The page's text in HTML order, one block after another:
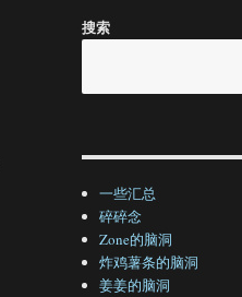
搜索
一些汇总
碎碎念
Zone的脑洞
炸鸡薯条的脑洞
姜姜的脑洞